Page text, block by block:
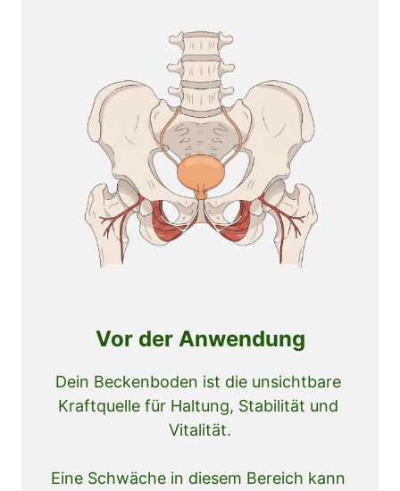
Vor der Anwendung
Dein Beckenboden ist die unsichtbare
Kraftquelle für Haltung, Stabilität und
Vitalität.
Eine Schwäche in diesem Bereich kann